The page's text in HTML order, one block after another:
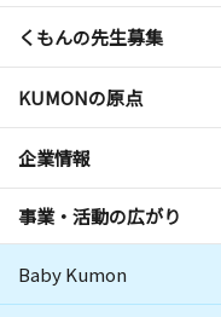
くもんの先生募集
KUMONの原点
企業情報
事業・活動の広がり
Baby Kumon